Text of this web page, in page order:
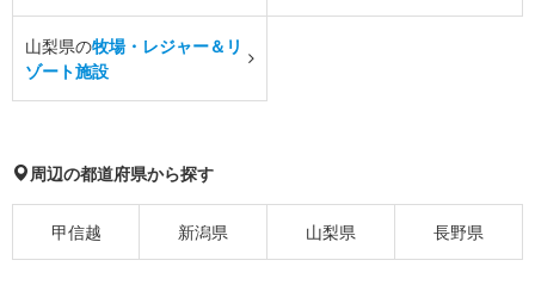
山梨県の牧場・レジャー＆リ
ゾート施設
周辺の都道府県から探す
甲信越 新潟県 山梨県 長野県